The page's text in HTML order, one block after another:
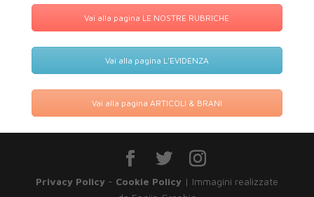
Vai alla pagina LE NOSTRE RUBRICHE
Vai alla pagina L'EVIDENZA
Vai alla pagina ARTICOLI & BRANI
Privacy Policy- Cookie Policy| Immagini realizzate